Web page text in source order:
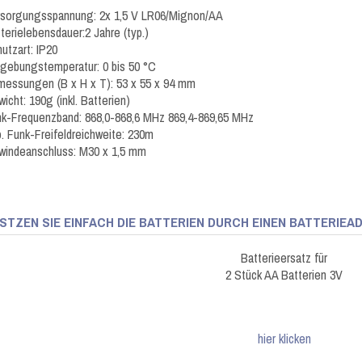
2x 1,5 V LR06/Mignon/AA
Jahre (typ.)
IP20
0 bis 50 °C
(B x H x T): 53 x 55 x 94 mm
190g (inkl. Batterien)
Frequenzband: 868,0-868,6 MHz 869,4-869,65 MHz
Funk-Freifeldreichweite: 230m
M30 x 1,5 mm
SIE EINFACH DIE BATTERIEN DURCH EINEN
Batterieersatz für
2 Stück AA Batterien 3V
hier klicken